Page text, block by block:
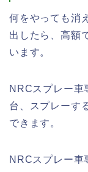
何をやっても消
出したら、高額
います。
NRCスプレー車
台、スプレーす
できます。
NRCスプレー車